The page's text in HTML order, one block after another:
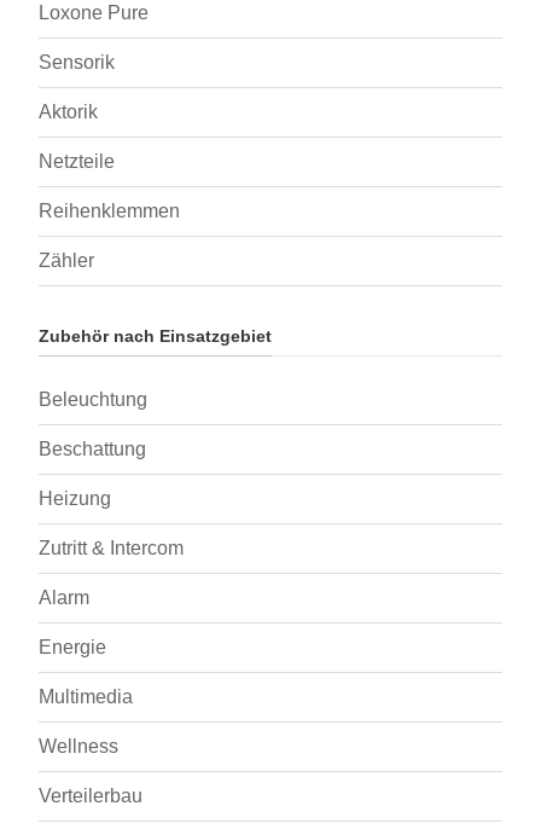
Loxone Pure
Sensorik
Aktorik
Netzteile
Reihenklemmen
Zähler
Zubehör nach Einsatzgebiet
Beleuchtung
Beschattung
Heizung
Zutritt & Intercom
Alarm
Energie
Multimedia
Wellness
Verteilerbau